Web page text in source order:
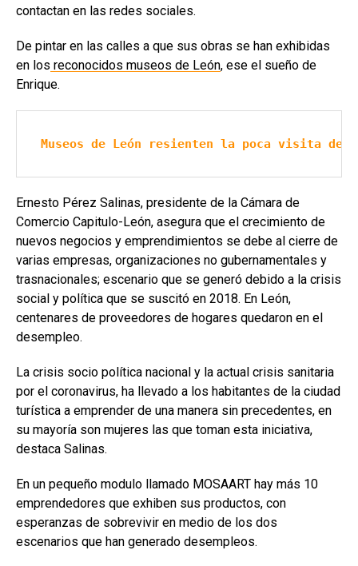
contactan en las redes sociales.
De pintar en las calles a que sus obras se han exhibidas
en los reconocidos museos de León, ese el sueño de
Enrique.
Museos de León resienten la poca visita
Ernesto Pérez Salinas, presidente de la Cámara de
Comercio Capitulo-León, asegura que el crecimiento de
nuevos negocios y emprendimientos se debe al cierre de
varias empresas, organizaciones no gubernamentales y
trasnacionales; escenario que se generó debido a la crisis
social y política que se suscitó en 2018. En León,
centenares de proveedores de hogares quedaron en el
desempleo.
La crisis socio política nacional y la actual crisis sanitaria
por el coronavirus, ha llevado a los habitantes de la ciudad
turística a emprender de una manera sin precedentes, en
su mayoría son mujeres las que toman esta iniciativa,
destaca Salinas.
En un pequeño modulo llamado MOSAART hay más 10
emprendedores que exhiben sus productos, con
esperanzas de sobrevivir en medio de los dos
escenarios que han generado desempleos.